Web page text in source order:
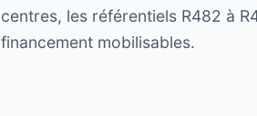
centres, les référentiels R482 à
financement mobilisables.